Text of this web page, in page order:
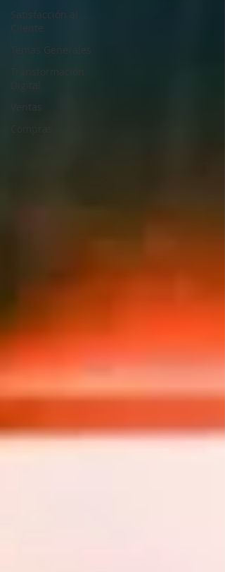
Satisfacción al
Cliente
Temas Generales
Transformación